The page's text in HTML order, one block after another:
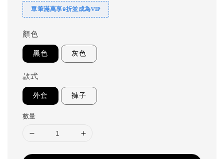
單筆滿萬享9折並成為VIP
顏色
黑色 灰色
款式
外套 褲子
數量